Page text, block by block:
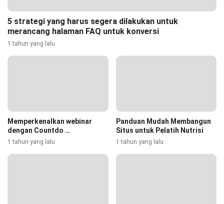
5 strategi yang harus segera dilakukan untuk
merancang halaman FAQ untuk konversi
1 tahun yang lalu
Memperkenalkan webinar
dengan Countdo …
1 tahun yang lalu
Panduan Mudah Membangun
Situs untuk Pelatih Nutrisi
1 tahun yang lalu